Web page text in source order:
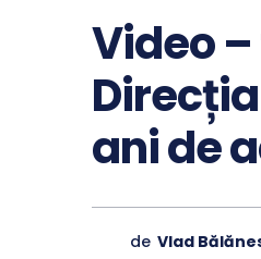
Video
ani de
de Vlad